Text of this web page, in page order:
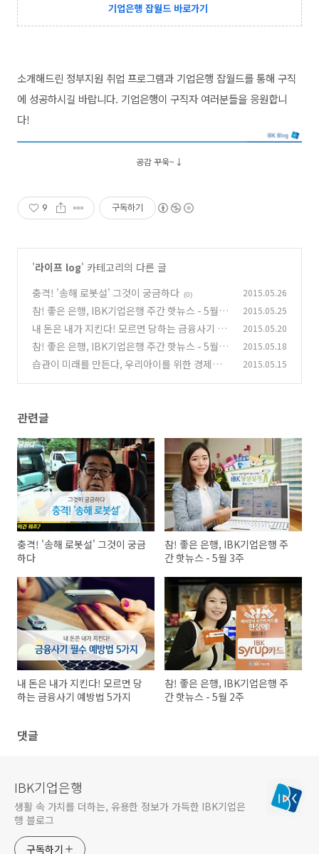
기업은행 잡월드 바로가기
소개해드린 정부지원 취업 프로그램과 기업은행 잡월드를 통해 구직
에 성공하시길 바랍니다. 기업은행이 구직자 여러분들을 응원합니
다!
공감 꾸욱~↓
9 구독하기
'라이프 log' 카테고리의 다른 글
충격! '송해 로봇설' 그것이 궁금하다 (0) 2015.05.26
참! 좋은 은행, IBK기업은행 주간 핫뉴스 - 5월 3
주
(0)
2015.05.25
내 돈은 내가 지킨다! 모르면 당하는 금융사기 예
방법 5가지
(0)
2015.05.20
참! 좋은 은행, IBK기업은행 주간 핫뉴스 - 5월 2
주
(0)
2015.05.18
습관이 미래를 만든다, 우리아이를 위한 경제교
2015.05.15
관련글
충격! '송해 로봇설' 그것이 궁금
하다
참! 좋은 은행, IBK기업은행 주
간 핫뉴스 - 5월 3주
내 돈은 내가 지킨다! 모르면 당
하는 금융사기 예방법 5가지
참! 좋은 은행, IBK기업은행 주
간 핫뉴스 - 5월 2주
댓글
IBK기업은행
생활 속 가치를 더하는, 유용한 정보가 가득한 IBK기업은
행 블로그
구독하기